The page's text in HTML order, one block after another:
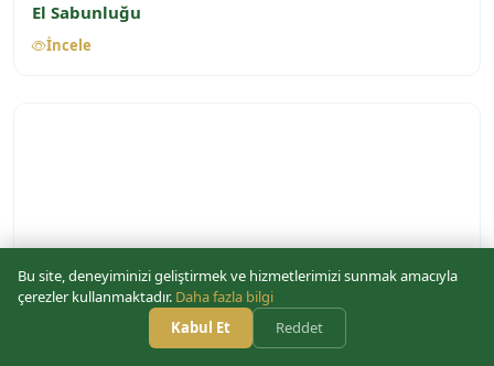
El Sabunluğu
İncele
Bu site, deneyiminizi geliştirmek ve hizmetlerimizi sunmak amacıyla
çerezler kullanmaktadır. Daha fazla bilgi
Kabul Et
Reddet